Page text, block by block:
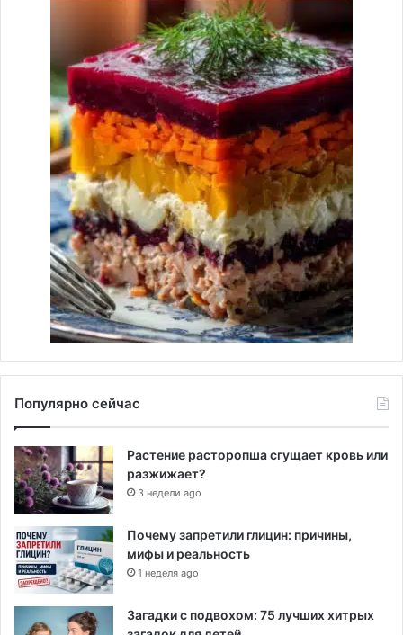
Популярно сейчас
Растение расторопша сгущает кровь или
разжижает?
3 недели ago
Почему запретили глицин: причины,
мифы и реальность
1 неделя ago
Загадки с подвохом: 75 лучших хитрых